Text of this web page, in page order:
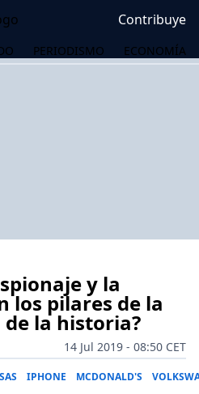
Contribuye
PERIODISMO ECONOMÍA
y la
los pilares de la
la historia?
14 Jul 2019 - 08:50 CET
IPHONE MCDONALD'S